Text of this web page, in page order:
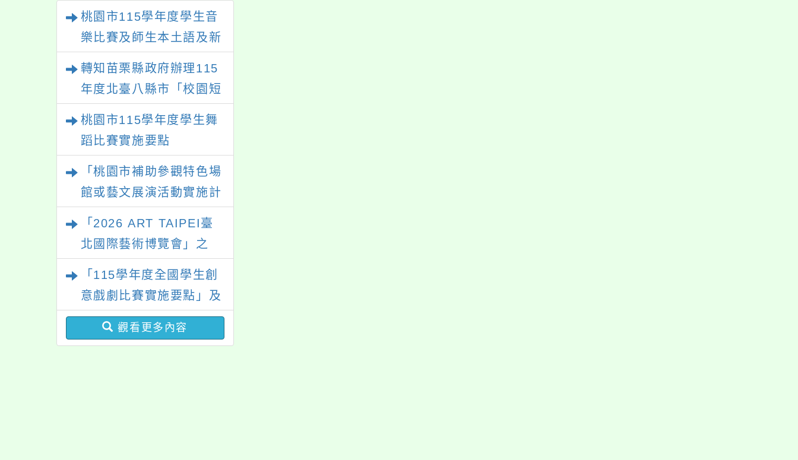
桃園市115學年度學生音
樂比賽及師生本土語及新
轉知苗栗縣政府辦理115
年度北臺八縣市「校園短
桃園市115學年度學生舞
蹈比賽實施要點
「桃園市補助參觀特色場
館或藝文展演活動實施計
「2026 ART TAIPEI臺
北國際藝術博覽會」之
「115學年度全國學生創
意戲劇比賽實施要點」及
修正內容對照表
觀看更多內容